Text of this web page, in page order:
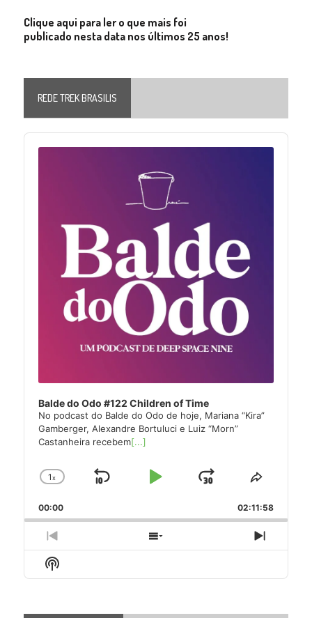
Clique aqui para ler o que mais foi
publicado nesta data nos últimos 25 anos!
REDE TREK BRASILIS
Audio
Player
Balde do Odo #122 Children of Time
No podcast do Balde do Odo de hoje, Mariana “Kira”
Gamberger, Alexandre Bortuluci e Luiz “Morn”
Castanheira recebem[...]
Change
Rate
1x
Skip
Play
Jump
Forward
Share
Episode
00:00 02:11:58
Previous
Episode
Show
Episodes
Next
Episode
Show
Podcast